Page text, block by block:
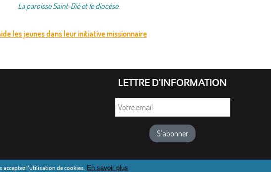
La paroisse Saint-Dié et le diocèse.
les jeunes dans leur initiative missionnaire
LETTRE D'INFORMATION
acceptez l'utilisation de cookies. En savoir plus